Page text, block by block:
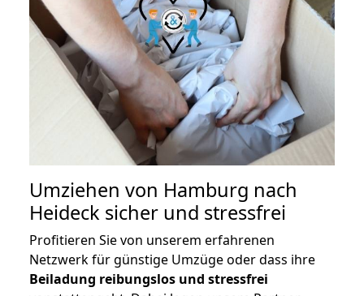
Umziehen von Hamburg nach
Heideck sicher und stressfrei
Profitieren Sie von unserem erfahrenen
Netzwerk für günstige Umzüge oder dass ihre
Beiladung reibungslos und stressfrei